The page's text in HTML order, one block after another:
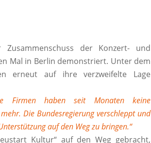
der Konzert- und
Mal in Berlin demonstriert. Unter dem
erneut auf ihre verzweifelte Lage
Firmen haben seit Monaten keine
Die Bundesregierung verschleppt und
auf den Weg zu bringen.“
Kultur“ auf den Weg gebracht,